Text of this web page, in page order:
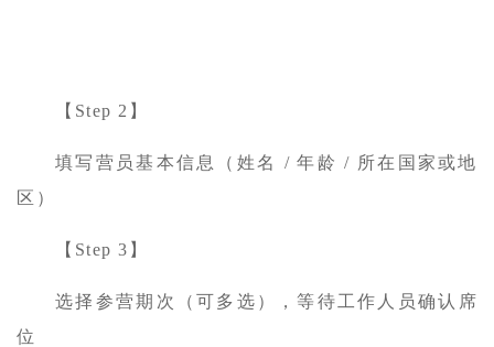
【Step 2】
填写营员基本信息（姓名 / 年龄 / 所在国家或地
区）
【Step 3】
选择参营期次（可多选），等待工作人员确认席
位